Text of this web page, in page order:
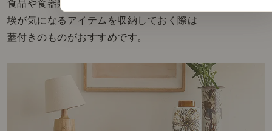
食品や食器類など、
埃が気になるアイテムを収納しておく際は
蓋付きのものがおすすめです。